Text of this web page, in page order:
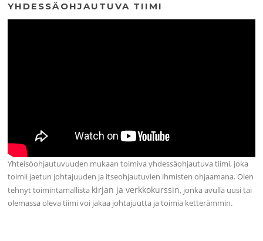
YHDESSÄOHJAUTUVA TIIMI
Yhteisöohjautuvuuden mukaan toimiva yhdessäohjautuva tiimi, joka
toimii jaetun johtajuuden ja itseohjautuvien ihmisten ohjaamana. Olen
tehnyt toimintamallista kirjan ja verkkokurssin, jonka avulla uusi tai
olemassa oleva tiimi voi jakaa johtajuutta ja toimia ketterämmin.